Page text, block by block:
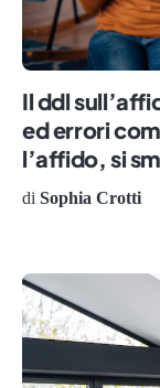
Il ddl
ed errori
l’affido, si
di Sophia Crotti